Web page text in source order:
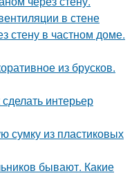
в стене
стену в частном доме.
из брусков.
интерьер
сумку из пластиковых
бывают. Какие